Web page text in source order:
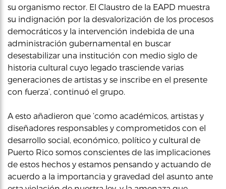
su organismo rector. El Claustro de la EAPD muestra
su indignación por la desvalorización de los procesos
democráticos y la intervención indebida de una
administración gubernamental en buscar
desestabilizar una institución con medio siglo de
historia cultural cuyo legado trasciende varias
generaciones de artistas y se inscribe en el presente
con fuerza’, continuó el grupo.
A esto añadieron que ‘como académicos, artistas y
diseñadores responsables y comprometidos con el
desarrollo social, económico, político y cultural de
Puerto Rico somos conscientes de las implicaciones
de estos hechos y estamos pensando y actuando de
acuerdo a la importancia y gravedad del asunto ante